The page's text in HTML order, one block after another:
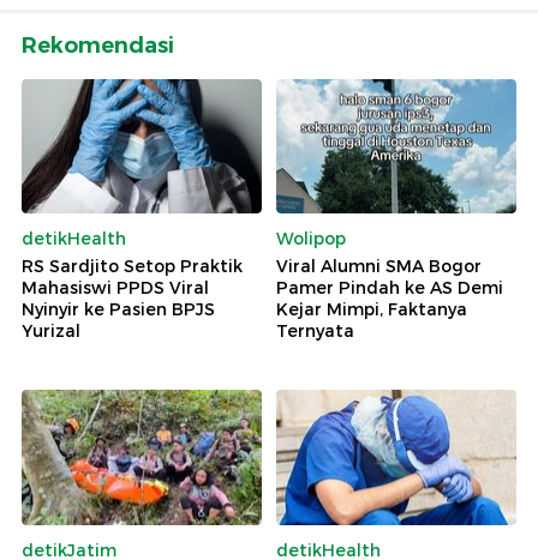
Rekomendasi
detikHealth
RS Sardjito Setop Praktik
Mahasiswi PPDS Viral
Nyinyir ke Pasien BPJS
Yurizal
Wolipop
Viral Alumni SMA Bogor
Pamer Pindah ke AS Demi
Kejar Mimpi, Faktanya
Ternyata
detikJatim
detikHealth